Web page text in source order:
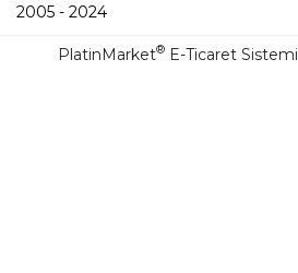
2005 - 2024
PlatinMarket® E-Ticaret Sistemi